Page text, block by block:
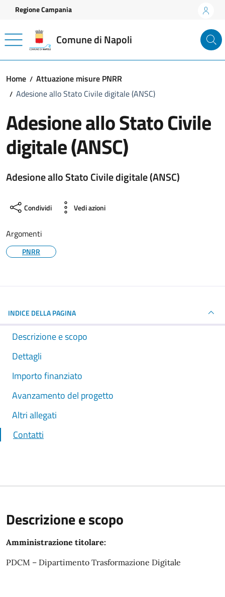
Vai ai contenuti
Vai al footer
Regione Campania
Comune di Napoli
Home
Attuazione misure PNRR
Adesione allo Stato Civile digitale (ANSC)
Adesione allo Stato Civile
digitale (ANSC)
Adesione allo Stato Civile digitale (ANSC)
Condividi Vedi azioni
Argomenti
PNRR
INDICE DELLA PAGINA
Descrizione e scopo
Dettagli
Importo finanziato
Avanzamento del progetto
Altri allegati
Contatti
Descrizione e scopo
Amministrazione titolare:
PDCM – Dipartimento Trasformazione Digitale